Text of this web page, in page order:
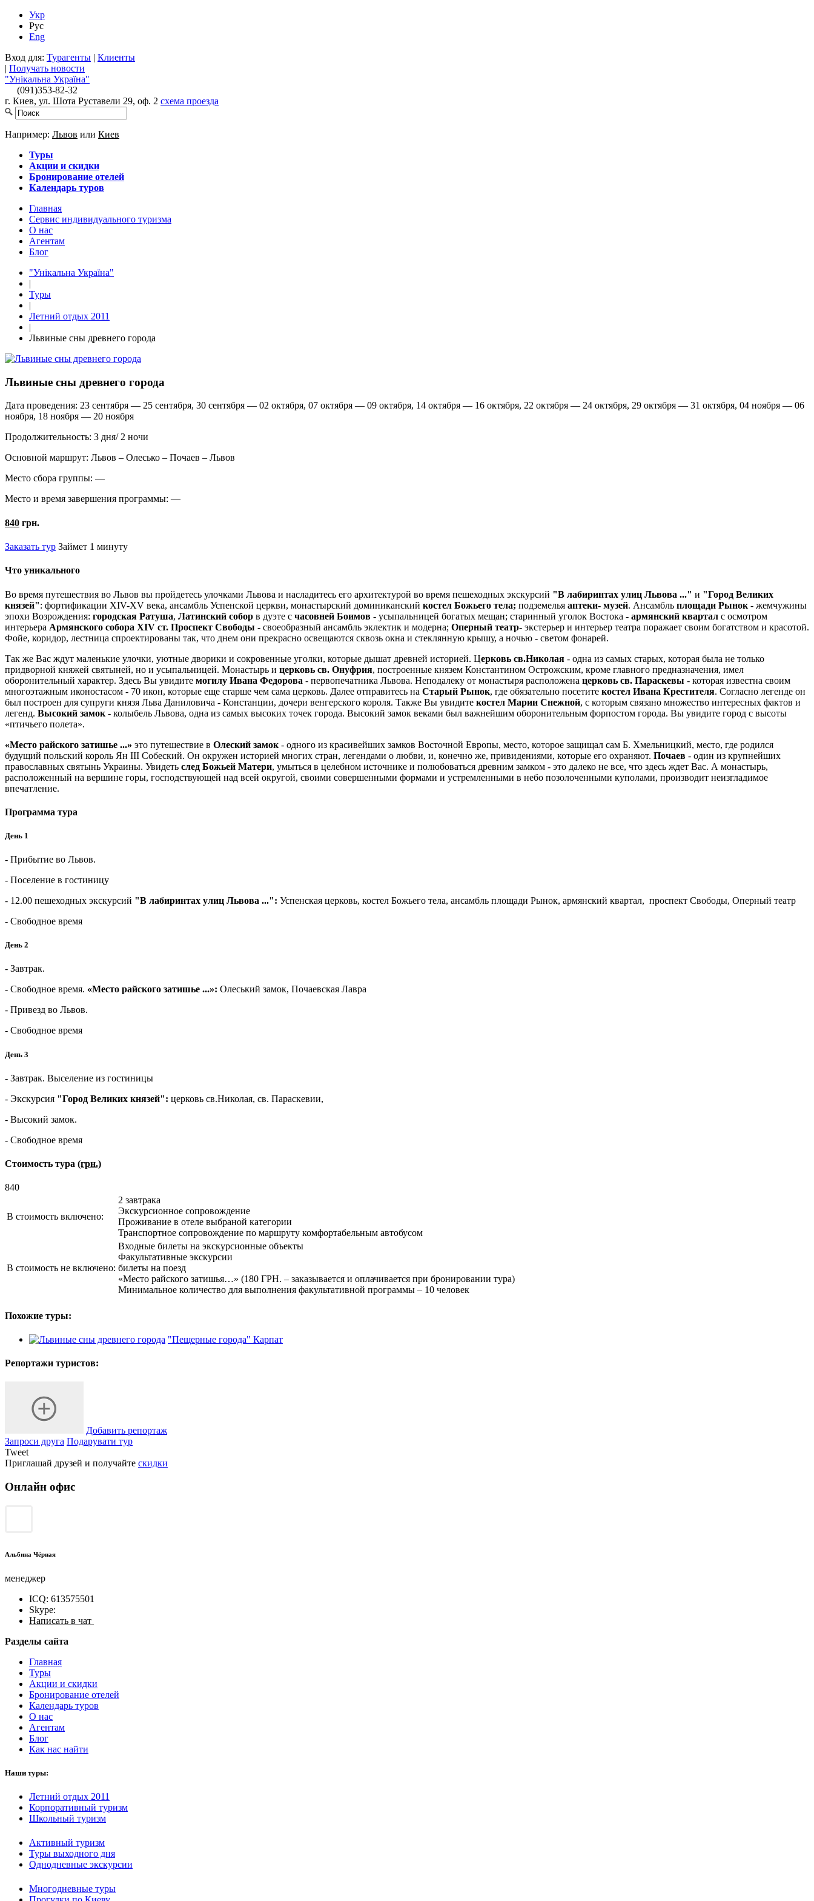
Укр
Рус
Eng
Вход для: Турагенты | Клиенты
| Получать новости
"Унікальна Україна"
(091)353-82-32
г. Киев, ул. Шота Руставели 29, оф. 2 схема проезда
Например: Львов или Киев
Туры
Акции и скидки
Бронирование отелей
Календарь туров
Главная
Сервис индивидуального туризма
О нас
Агентам
Блог
"Унікальна Україна"
|
Туры
|
Летний отдых 2011
|
Львиные сны древнего города
Львиные сны древнего города
Дата проведения: 23 сентября — 25 сентября, 30 сентября — 02 октября, 07 октября — 09 октября, 14 октября — 16 октября, 22 октября — 24 октября, 29 октября — 31 октября, 04 ноября — 06
ноября, 18 ноября — 20 ноября
Продолжительность: 3 дня/ 2 ночи
Основной маршрут: Львов – Олесько – Почаев – Львов
Место сбора группы: —
Место и время завершения программы: —
840 грн.
Заказать тур Займет 1 минуту
Что уникального
Во время путешествия во Львов вы пройдетесь улочками Львова и насладитесь его архитектурой во время пешеходных экскурсий "В лабиринтах улиц Львова ..." и "Город Великих
князей": фортификации XIV-XV века, ансамбль Успенской церкви, монастырский доминиканский костел Божьего тела; подземелья аптеки- музей. Ансамбль площади Рынок - жемчужины
эпохи Возрождения: городская Ратуша, Латинский собор в дуэте с часовней Боимов - усыпальницей богатых мещан; старинный уголок Востока - армянский квартал с осмотром
интерьера Армянского собора XIV ст. Проспект Свободы - своеобразный ансамбль эклектик и модерна; Оперный театр- экстерьер и интерьер театра поражает своим богатством и красотой.
Фойе, коридор, лестница спроектированы так, что днем ​​они прекрасно освещаются сквозь окна и стеклянную крышу, а ночью - светом фонарей.
Так же Вас ждут маленькие улочки, уютные дворики и сокровенные уголки, которые дышат древней историей. Церковь св.Николая - одна из самых старых, которая была не только
придворной княжей святыней, но и усыпальницей. Монастырь и церковь св. Онуфрия, построенные князем Константином Острожским, кроме главного предназначения, имел
оборонительный характер. Здесь Вы увидите могилу Ивана Федорова - первопечатника Львова. Неподалеку от монастыря расположена церковь св. Параскевы - которая известна своим
многоэтажным иконостасом - 70 икон, которые еще старше чем сама церковь. Далее отправитесь на Старый Рынок, где обязательно посетите костел Ивана Крестителя. Согласно легенде он
был построен для супруги князя Льва Даниловича - Констанции, дочери венгерского короля. Также Вы увидите костел Марии Снежной, с которым связано множество интересных фактов и
легенд. Высокий замок - колыбель Львова, одна из самых высоких точек города. Высокий замок веками был важнейшим оборонительным форпостом города. Вы увидите город с высоты
«птичьего полета».
«Место райского затишье ...» это путешествие в Олеский замок - одного из красивейших замков Восточной Европы, место, которое защищал сам Б. Хмельницкий, место, где родился
будущий польский король Ян III Собеский. Он окружен историей многих стран, легендами о любви, и, конечно же, привидениями, которые его охраняют. Почаев - один из крупнейших
православных святынь Украины. Увидеть след Божьей Матери, умыться в целебном источнике и полюбоваться древним замком - это далеко не все, что здесь ждет Вас. А монастырь,
расположенный на вершине горы, господствующей над всей округой, своими совершенными формами и устремленными в небо позолоченными куполами, производит неизгладимое
впечатление.
Программа тура
День 1
- Прибытие во Львов.
- Поселение в гостиницу
- 12.00 пешеходных экскурсий "В лабиринтах улиц Львова ...": Успенская церковь, костел Божьего тела, ансамбль площади Рынок, армянский квартал, проспект Свободы, Оперный театр
- Свободное время
День 2
- Завтрак.
- Свободное время. «Место райского затишье ...»: Олеський замок, Почаевская Лавра
- Привезд во Львов.
- Свободное время
День 3
- Завтрак. Выселение из гостиницы
- Экскурсия "Город Великих князей": церковь св.Николая, св. Параскевии,
- Высокий замок.
- Свободное время
Стоимость тура (грн.)
840
В стоимость включено:
2 завтрака
Экскурсионное сопровождение
Проживание в отеле выбраной категории
Транспортное сопровождение по маршруту комфортабельным автобусом
В стоимость не включено:
Входные билеты на экскурсионные объекты
Факультативные экскурсии
билеты на поезд
«Место райского затишья…» (180 ГРН. – заказывается и оплачивается при бронировании тура)
Минимальное количество для выполнения факультативной программы – 10 человек
Похожие туры:
"Пещерные города" Карпат
Репортажи туристов:
Добавить репортаж
Запроси друга Подарувати тур
Tweet
Приглашай друзей и получайте скидки
Онлайн офис
Альбина Чёрная
менеджер
ICQ: 613575501
Skype:
Написать в чат
Разделы сайта
Главная
Туры
Акции и скидки
Бронирование отелей
Календарь туров
О нас
Агентам
Блог
Как нас найти
Наши туры:
Летний отдых 2011
Корпоративный туризм
Школьный туризм
Активный туризм
Туры выходного дня
Однодневные экскурсии
Многодневные туры